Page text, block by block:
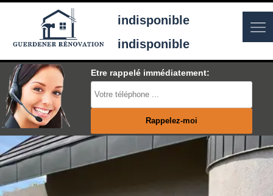
indisponible
indisponible
Etre rappelé immédiatement: